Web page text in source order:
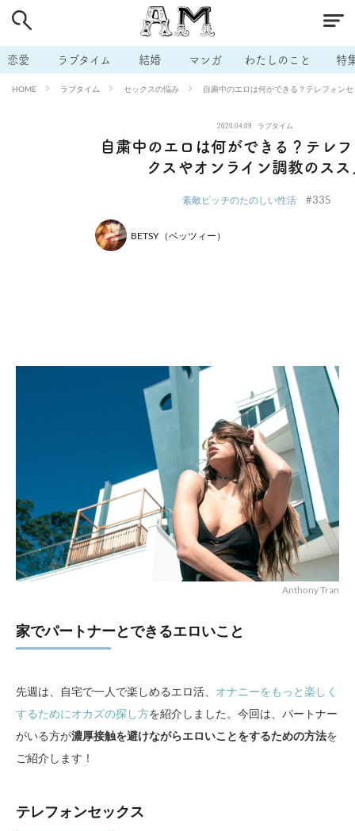
恋愛 ラブタイム 結婚 マンガ わたしのこと 特
HOME ラブタイム セックスの悩み 自粛中のエロは何ができる？テレフォン
2020.04.09 ラブタイム
自粛中のエロは何ができる？テレ
クスやオンライン調教のスス
素敵ビッチのたのしい性活 #335
BETSY（ベッツィー）
Anthony Tran
家でパートナーとできるエロいこと
先週は、自宅で一人で楽しめるエロ活、 オナニーをもっと楽しく
するためにオカズの探し方を紹介しました。今回は、パートナー
がいる方が濃厚接触を避けながらエロいことをするための方法を
ご紹介します！
テレフォンセックス
# 男の本音 # セフレ # 不倫
# 出会う方法 # マッチングアプリ # ラブグッズ # 体の相